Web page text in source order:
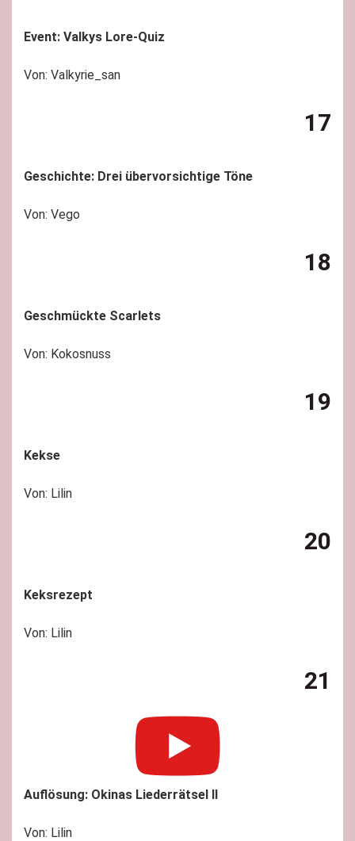
Event: Valkys Lore-Quiz
Von: Valkyrie_san
17
Geschichte: Drei übervorsichtige Töne
Von: Vego
18
Geschmückte Scarlets
Von: Kokosnuss
19
Kekse
Von: Lilin
20
Keksrezept
Von: Lilin
21
Auflösung: Okinas Liederrätsel II
Von: Lilin